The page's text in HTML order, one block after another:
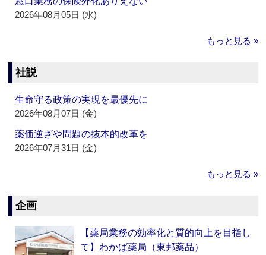
2026年08月05日 (水)
もっと見る »
社説
生命守る政策の実現を最優先に
2026年08月07日 (金)
薬価逆ざや問題の抜本的改革を
2026年07月31日 (金)
もっと見る »
企画
【薬局業務の効率化と質的向上を目指し
て】わかば薬局（東邦薬品）